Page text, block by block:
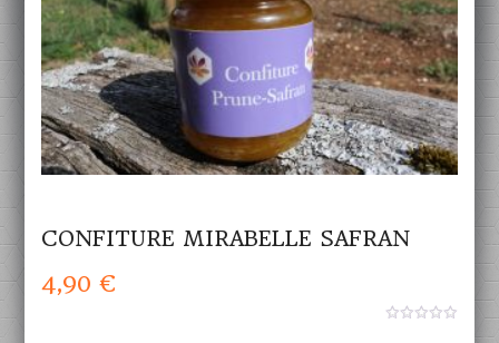
CONFITURE MIRABELLE SAFRAN
4,90€